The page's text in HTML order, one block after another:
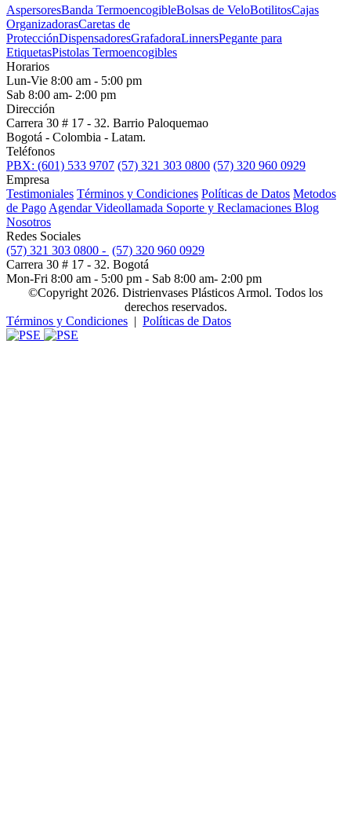
AspersoresBanda TermoencogibleBolsas de VeloBotilitosCajas
OrganizadorasCaretas de
ProtecciónDispensadoresGrafadoraLinnersPegante para
EtiquetasPistolas Termoencogibles
Horarios
Lun-Vie 8:00 am - 5:00 pm
Sab 8:00 am- 2:00 pm
Dirección
Carrera 30 # 17 - 32. Barrio Paloquemao
Bogotá - Colombia - Latam.
Teléfonos
PBX: (601) 533 9707 (57) 321 303 0800 (57) 320 960 0929
Empresa
Testimoniales Términos y Condiciones Políticas de Datos Metodos
de Pago Agendar Videollamada Soporte y Reclamaciones Blog
Nosotros
Redes Sociales
(57) 321 303 0800 - (57) 320 960 0929
Carrera 30 # 17 - 32. Bogotá
Mon-Fri 8:00 am - 5:00 pm - Sab 8:00 am- 2:00 pm
©Copyright 2026. Distrienvases Plásticos Armol. Todos los
derechos reservados.
Términos y Condiciones | Políticas de Datos